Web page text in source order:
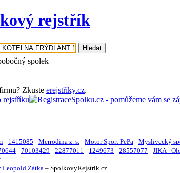
rejstřík
Hledat
spolek
Zkuste erejstříky.cz.
- 1415085 - Merrodina z. s. - Motor Sport PePa - Myslivecký
- 70103429 - 22877011 - 1249673 - 28557077 - JIKA -
Leopold Zátka – SpolkovyRejstrik.cz